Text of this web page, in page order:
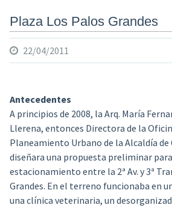
Plaza Los Palos Grandes
22/04/2011
Antecedentes
A principios de 2008, la Arq. María
Llerena, entonces Directora de la
Planeamiento Urbano de la Alcaldía de
diseñara una propuesta preliminar
estacionamiento entre la 2ª Av. y 3ª
Grandes. En el terreno funcionaba en
una clínica veterinaria, un